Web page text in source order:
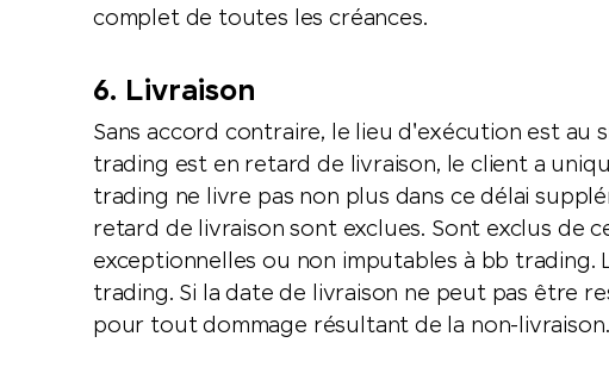
complet de toutes les créances.
6. Livraison
Sans accord contraire, le lieu d'exécution est
trading est en retard de livraison, le client a
trading ne livre pas non plus dans ce délai
retard de livraison sont exclues. Sont exclus de
exceptionnelles ou non imputables à bb
trading. Si la date de livraison ne peut pas être
pour tout dommage résultant de la non-livraison.